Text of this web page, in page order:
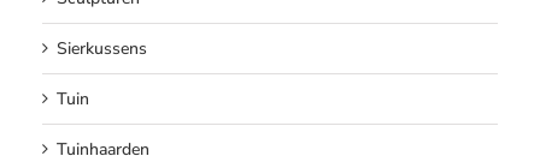
Sierkussens
Tuin
Tuinhaarden